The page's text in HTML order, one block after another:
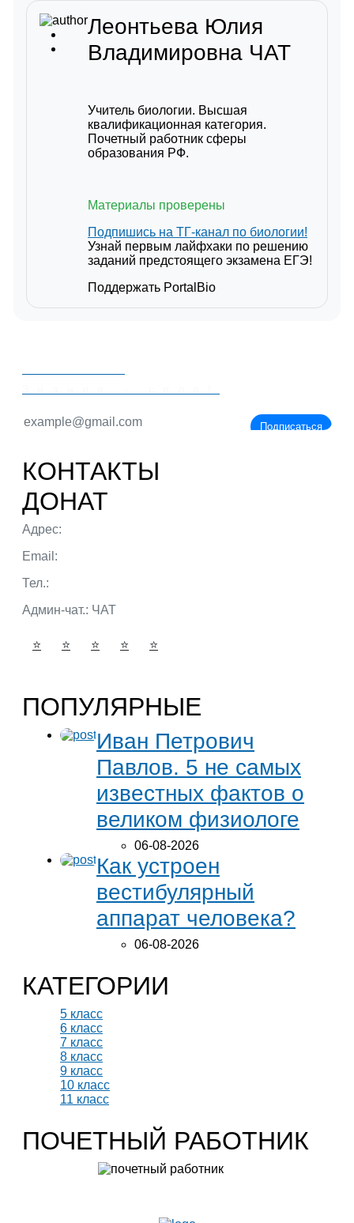
Леонтьева Юлия
Владимировна ЧАТ
Учитель биологии. Высшая
квалификационная категория.
Почетный работник сферы
образования РФ.
Материалы проверены
Подпишись на ТГ-канал по биологии!
Узнай первым лайфхаки по решению
заданий предстоящего экзамена ЕГЭ!
Поддержать PortalBio
Подписаться
КОНТАКТЫ
ДОНАТ
Адрес:
Email:
Тел.:
Админ-чат.: ЧАТ
⭐ ⭐ ⭐ ⭐ ⭐
ПОПУЛЯРНЫЕ
Иван Петрович
Павлов. 5 не самых
известных фактов о
великом физиологе
06-08-2026
Как устроен
вестибулярный
аппарат человека?
06-08-2026
КАТЕГОРИИ
5 класс
6 класс
7 класс
8 класс
9 класс
10 класс
11 класс
ПОЧЕТНЫЙ РАБОТНИК